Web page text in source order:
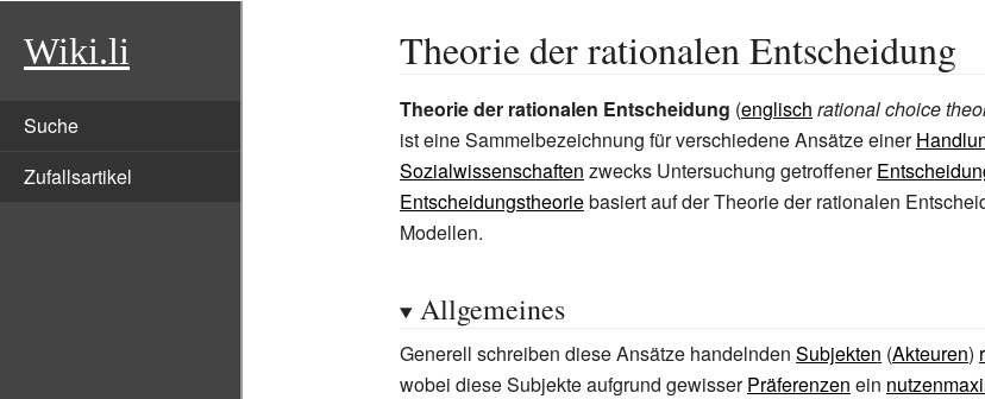
Wiki.li
Suche
Zufallsartikel
Theorie der rationalen Entscheidung
Theorie der rationalen Entscheidung (englisch rational choice
ist eine Sammelbezeichnung für verschiedene Ansätze einer
Sozialwissenschaften zwecks Untersuchung getroffener
Entscheidungstheoriebasiert auf der Theorie der rationalen
Modellen.
Allgemeines
Generell schreiben diese Ansätze handelnden Subjekten (Akteuren)
wobei diese Subjekte aufgrund gewisserPräferenzen ein